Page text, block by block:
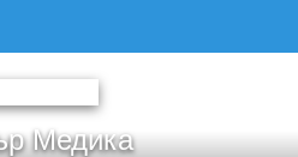
Медика